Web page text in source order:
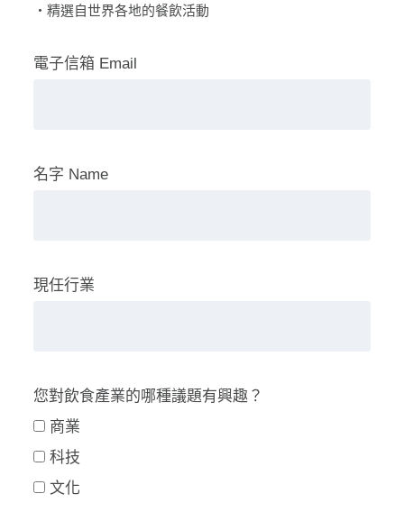
・精選自世界各地的餐飲活動
電子信箱 Email
名字 Name
現任行業
您對飲食產業的哪種議題有興趣？
商業
科技
文化